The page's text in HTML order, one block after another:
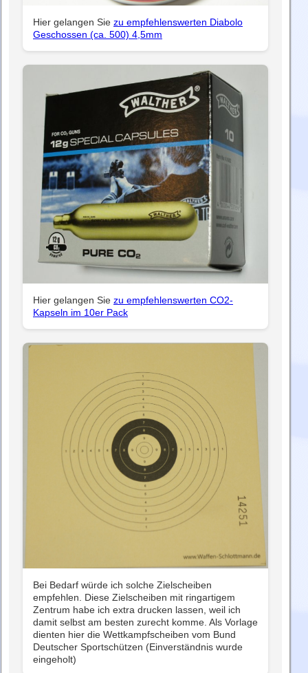
Hier gelangen Sie zu empfehlenswerten Diabolo
Geschossen (ca. 500) 4,5mm
Hier gelangen Sie zu empfehlenswerten CO2-
Kapseln im 10er Pack
Bei Bedarf würde ich solche Zielscheiben
empfehlen. Diese Zielscheiben mit ringartigem
Zentrum habe ich extra drucken lassen, weil ich
damit selbst am besten zurecht komme. Als Vorlage
dienten hier die Wettkampfscheiben vom Bund
Deutscher Sportschützen (Einverständnis wurde
eingeholt)